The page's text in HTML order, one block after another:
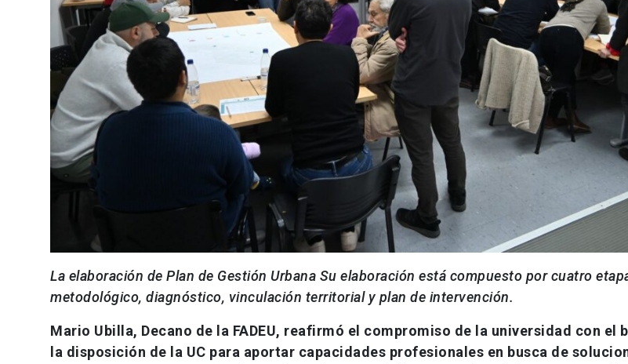
La elaboración de Plan de Gestión Urbana Su elaboración está compuesto por cuatro
metodológico, diagnóstico, vinculación territorial y plan de intervención.
Mario Ubilla, Decano de la FADEU, reafirmó el compromiso de la universidad con el
la disposición de la UC para aportar capacidades profesionales en busca de